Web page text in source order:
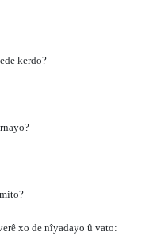
kerdo?
xo de nîyadayo û vato: